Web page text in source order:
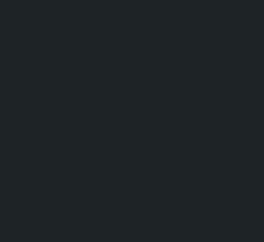
उनले राष्ट्र
हेरिदिनुस्
रिपोर्ट
सुनेको तर
पछिल्लो १५